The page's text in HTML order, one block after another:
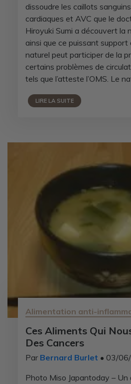
dissoudre les caillots
cardiaques et AVC que le
Hiroyuki Sumi a découvert la
ainsi que ce puissant
naturel peut participer de la
certains problèmes de
tels que l’atteste l’OMS. Le
LIRE LA SUITE
Alimentation anti-
Ces Aliments Qui
Des Cancers
Par Bernard Burlet • 03/
Photo Miso Japantoday – Un